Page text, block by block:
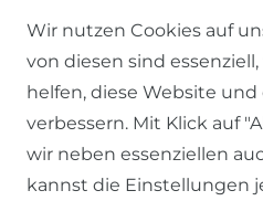
NACHHALTIGES
FAMILIENUNTERNEHMEN
AUSBILDUNGSBETRIEB
Wir nutzen Cookies auf
von diesen sind
helfen, diese Website
verbessern. Mit Klick auf
wir neben essenziellen
kannst die Einstellungen